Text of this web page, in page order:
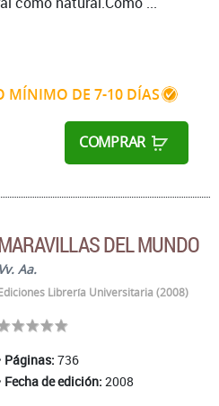
MÍNIMO DE 7-10 DÍAS
COMPRAR
DEL MUNDO
Vv. Aa.
Librería Universitaria (2008)
Páginas: 736
Fecha de edición: 2008